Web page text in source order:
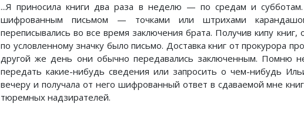
...Я приносила книги два раза в неделю — по средам и
шифрованным письмом — точками или штрихами
переписывались во все время заключения брата. Получив кипу книг,
по условленному значку было письмо. Доставка книг от прокурора
другой же день они обычно передавались заключенным. Помню
передать какие-нибудь сведения или запросить о чем-нибудь
вечеру и получала от него шифрованный ответ в сдаваемой мне
тюремных надзирателей.